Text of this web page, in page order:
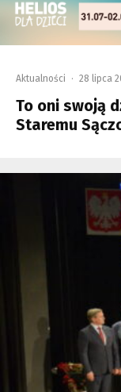
Aktualności · 28 lipca
To oni swoją
Staremu